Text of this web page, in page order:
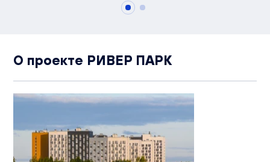
О проекте РИВЕР ПАРК